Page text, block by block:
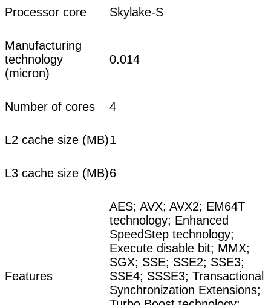
Processor core Skylake-S
Manufacturing
technology
(micron)
0.014
Number of cores 4
L2 cache size (MB)1
L3 cache size (MB)6
Features
AES; AVX; AVX2; EM64T
technology; Enhanced
SpeedStep technology;
Execute disable bit; MMX;
SGX; SSE; SSE2; SSE3;
SSE4; SSSE3; Transactional
Synchronization Extensions;